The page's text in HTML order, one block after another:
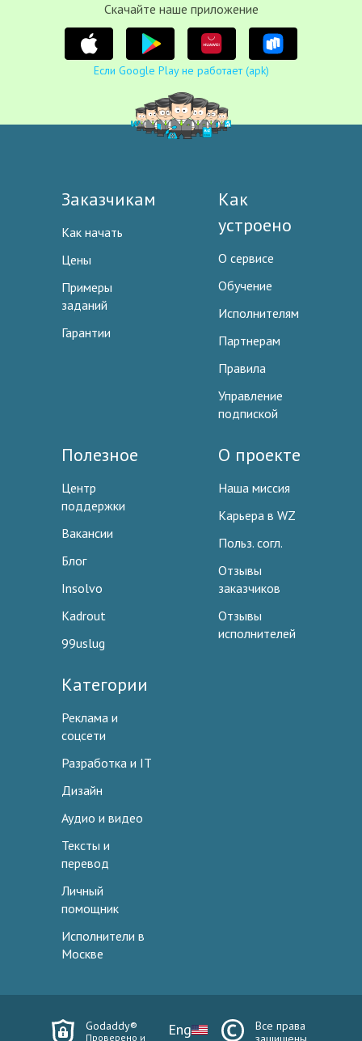
Cкачайте наше приложение
Если Google Play не работает (apk)
Заказчикам
Как начать
Цены
Примеры
заданий
Гарантии
Как
устроено
О сервисе
Обучение
Исполнителям
Партнерам
Правила
Управление
подпиской
Полезное
Центр
поддержки
Вакансии
Блог
Insolvo
Kadrout
99uslug
О проекте
Наша миссия
Карьера в WZ
Польз. согл.
Отзывы
заказчиков
Отзывы
исполнителей
Категории
Реклама и
соцсети
Разработка и IT
Дизайн
Аудио и видео
Тексты и
перевод
Личный
помощник
Исполнители в
Москве
Godaddy®
Проверено и Eng
Все права